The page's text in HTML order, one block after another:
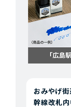
おみやげ
幹線改札内